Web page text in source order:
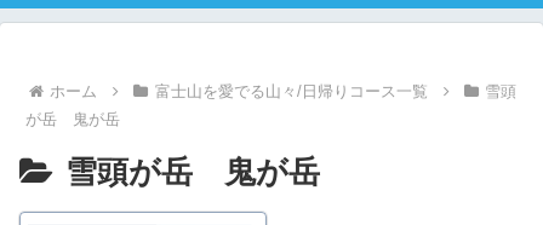
ホーム 富士山を愛でる山々/日帰りコース一覧
雪頭
が岳 鬼が岳
雪頭が岳 鬼が岳